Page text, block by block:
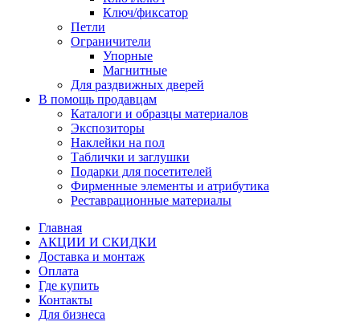
Ключ/фиксатор
Петли
Ограничители
Упорные
Магнитные
Для раздвижных дверей
В помощь продавцам
Каталоги и образцы материалов
Экспозиторы
Наклейки на пол
Таблички и заглушки
Подарки для посетителей
Фирменные элементы и атрибутика
Реставрационные материалы
Главная
АКЦИИ И СКИДКИ
Доставка и монтаж
Оплата
Где купить
Контакты
Для бизнеса